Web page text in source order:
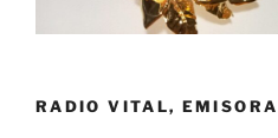
RADIO VITAL,